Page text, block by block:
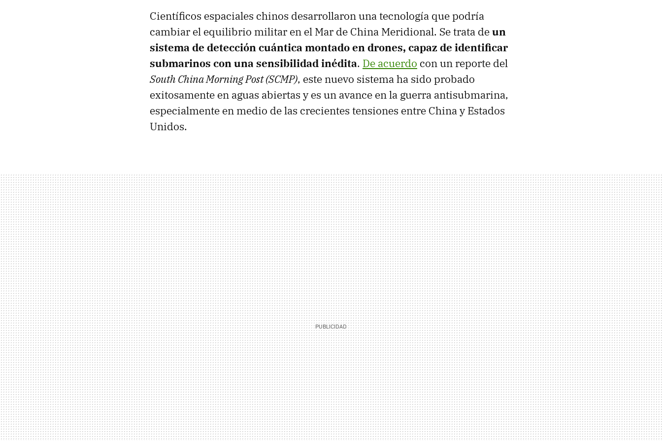
Científicos espaciales chinos desarrollaron una tecnología que podría
cambiar el equilibrio militar en el Mar de China Meridional. Se trata deun
sistema de detección cuántica montado en drones, capaz de identificar
submarinos con una sensibilidad inédita. De acuerdo con un reporte del
South China Morning Post (SCMP), este nuevo sistema ha sido probado
exitosamente en aguas abiertas y es un avance en la guerra antisubmarina,
especialmente en medio de las crecientes tensiones entre China y Estados
Unidos.